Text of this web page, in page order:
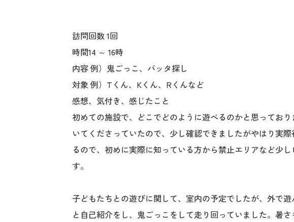
訪問回数 1回
時間14 ～ 16時
内容 例）鬼ごっこ、バッタ探し
対象 例）Tくん、Kくん、Rくんなど
感想、気付き、感じたこと
初めての施設で、どこでどのように遊べるのかと思ってお
いてくださっていたので、少し確認できましたがやはり実
るので、初めに実際に知っている方から禁止エリアなど少
す。
子どもたちとの遊びに関して、室内の予定でしたが、外で
と自己紹介をし、鬼ごっこをして走り回っていました。暑